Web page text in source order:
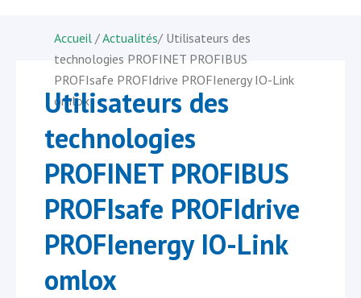
Accueil /Actualités/ Utilisateurs des
technologies PROFINET PROFIBUS
PROFIsafe PROFIdrive PROFIenergy IO-Link
omlox
Utilisateurs des
technologies
PROFINET PROFIBUS
PROFIsafe PROFIdrive
PROFIenergy IO-Link
omlox